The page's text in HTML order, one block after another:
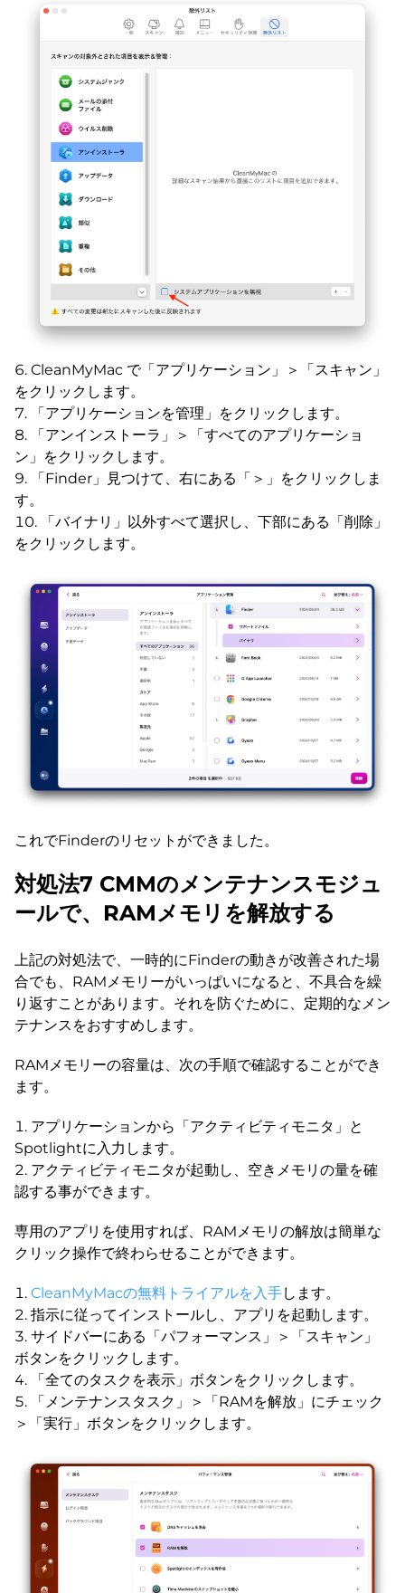
CleanMyMac で「アプリケーション」＞「スキャン」
をクリックします。
「アプリケーションを管理」をクリックします。
「アンインストーラ」＞「すべてのアプリケーショ
ン」をクリックします。
「Finder」見つけて、右にある「＞」をクリックしま
す。
「バイナリ」以外すべて選択し、下部にある「削除」
をクリックします。
これでFinderのリセットができました。
対処法7 CMMのメンテナンスモジュ
ールで、RAMメモリを解放する
上記の対処法で、一時的にFinderの動きが改善された場
合でも、RAMメモリーがいっぱいになると、不具合を繰
り返すことがあります。それを防ぐために、定期的なメン
テナンスをおすすめします。
RAMメモリーの容量は、次の手順で確認することができ
ます。
アプリケーションから「アクティビティモニタ」と
Spotlightに入力します。
アクティビティモニタが起動し、空きメモリの量を確
認する事ができます。
専用のアプリを使用すれば、RAMメモリの解放は簡単な
クリック操作で終わらせることができます。
CleanMyMacの無料トライアルを入手します。
指示に従ってインストールし、アプリを起動します。
サイドバーにある「パフォーマンス」＞「スキャン」
ボタンをクリックします。
「全てのタスクを表示」ボタンをクリックします。
「メンテナンスタスク」＞「RAMを解放」にチェック
＞「実行」ボタンをクリックします。